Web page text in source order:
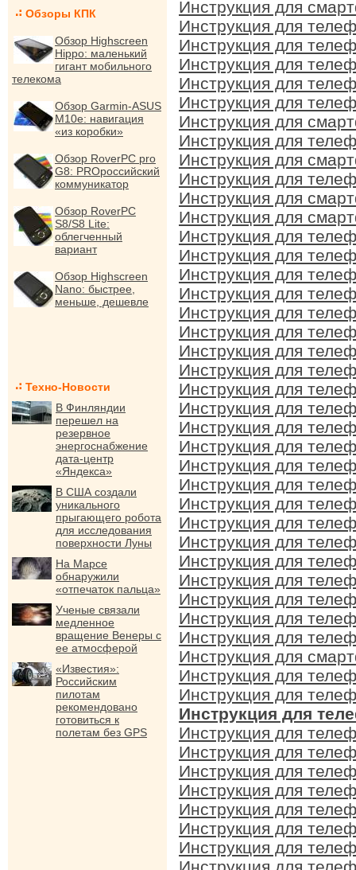
Обзоры КПК
Обзор Highscreen
Hippo: маленький
гигант мобильного
телекома
Обзор Garmin-ASUS
M10e: навигация
«из коробки»
Обзор RoverPC pro
G8: PROроссийский
коммуникатор
Обзор RoverPC
S8/S8 Lite:
облегченный
вариант
Обзор Highscreen
Nano: быстрее,
меньше, дешевле
Техно-Новости
В Финляндии
перешел на
резервное
энергоснабжение
дата-центр
«Яндекса»
В США создали
уникального
прыгающего робота
для исследования
поверхности Луны
На Марсе
обнаружили
«отпечаток пальца»
Ученые связали
медленное
вращение Венеры с
ее атмосферой
«Известия»:
Российским
пилотам
рекомендовано
готовиться к
полетам без GPS
Инструкция для
Инструкция для
Инструкция для
Инструкция для
Инструкция для
Инструкция для
Инструкция для
Инструкция для
Инструкция для
Инструкция для
Инструкция для
Инструкция для
Инструкция для
Инструкция для
Инструкция для
Инструкция для
Инструкция для
Инструкция для
Инструкция для
Инструкция для
Инструкция для
Инструкция для
Инструкция для
Инструкция для
Инструкция для
Инструкция для
Инструкция для
Инструкция для
Инструкция для
Инструкция для
Инструкция для
Инструкция для
Инструкция для
Инструкция для
Инструкция для
Инструкция для
Инструкция для
Инструкция для
Инструкция для
Инструкция для
Инструкция для
Инструкция для
Инструкция для
Инструкция для
Инструкция для